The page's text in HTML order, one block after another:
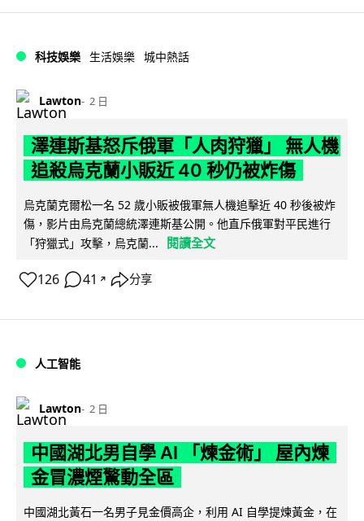
科技娛樂 生活娛樂 城中熱話
Lawton 2 日
澤連斯基怒斥俄軍「人肉狩獵」 無人機
追殺烏克蘭小販近 40 秒仍被炸傷
烏克蘭克爾松一名 52 歲小販被俄軍無人機追擊近 40 秒後被炸
傷，影片由烏克蘭總統澤連斯基公開。他直斥俄軍對平民進行
「狩獵式」攻擊，烏克蘭...
閱讀全文
126 41 ↗ 分享
人工智能
Lawton 2 日
中國湖北男自學 AI 「煉金術」 屋內煉
金冒濃煙驚動全區
中國湖北黃石一名男子見金價高企，利用 AI 自學提煉黃金，在